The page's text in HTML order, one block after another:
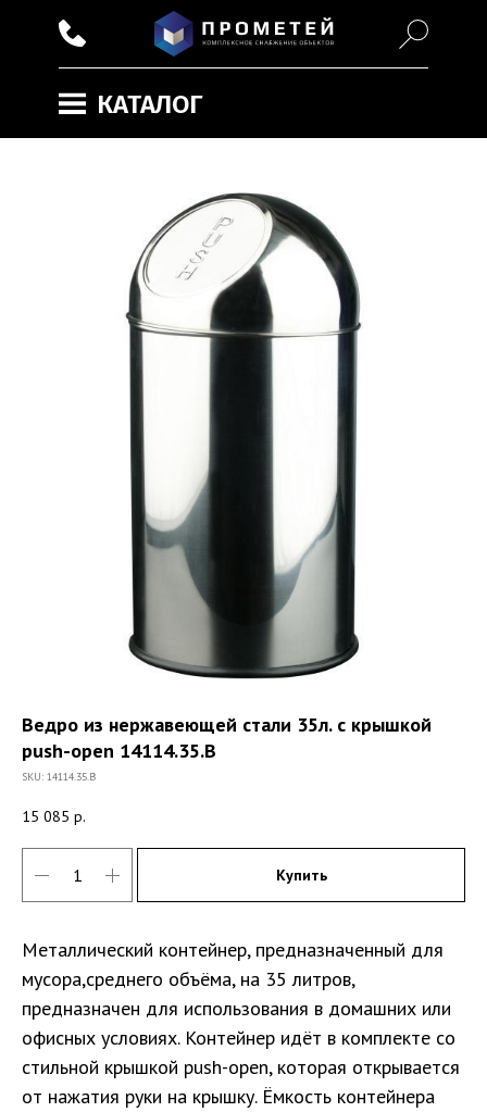
КАТАЛОГ
Ведро из нержавеющей cтали 35л. c крышкой
push-open 14114.35.B
SKU: 14114.35.B
15 085 р.
Купить
Металлический контейнер, предназначенный для
мусора,среднего объёма, на 35 литров,
предназначен для использования в домашних или
офисных условиях. Контейнер идёт в комплекте со
стильной крышкой push-open, которая открывается
от нажатия руки на крышку. Ёмкость контейнера